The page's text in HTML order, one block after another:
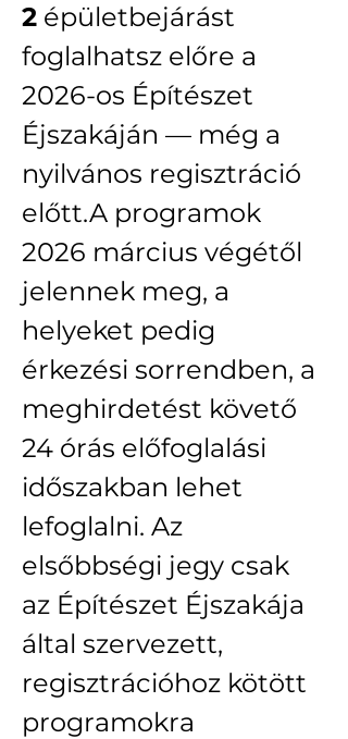
2 épületbejárást
foglalhatsz előre a
2026-os Építészet
Éjszakáján — még a
nyilvános regisztráció
előtt.​A programok
2026 március végétől
jelennek meg, a
helyeket pedig
érkezési sorrendben, a
meghirdetést követő
24 órás előfoglalási
időszakban lehet
lefoglalni. Az
elsőbbségi jegy csak
az Építészet Éjszakája
által szervezett,
regisztrációhoz kötött
programokra